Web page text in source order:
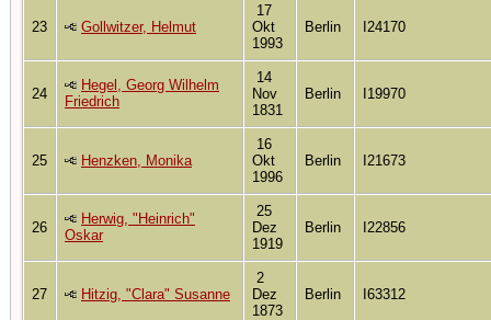
23 Gollwitzer, Helmut
17
Okt
1993
Berlin I24170
24
Hegel, Georg Wilhelm
Friedrich
14
Nov
1831
Berlin I19970
25 Henzken, Monika
16
Okt
1996
Berlin I21673
26
Herwig, "Heinrich"
Oskar
25
Dez
1919
Berlin I22856
27 Hitzig, "Clara" Susanne
2
Dez
1873
Berlin I63312